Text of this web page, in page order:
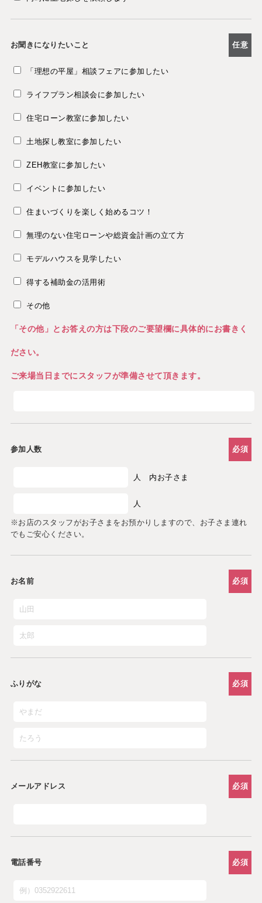
お聞きになりたいこと 任意
「理想の平屋」相談フェアに参加したい
ライフプラン相談会に参加したい
住宅ローン教室に参加したい
土地探し教室に参加したい
ZEH教室に参加したい
イベントに参加したい
住まいづくりを楽しく始めるコツ！
無理のない住宅ローンや総資金計画の立て方
モデルハウスを見学したい
得する補助金の活用術
その他
「その他」とお答えの方は下段のご要望欄に具体的にお書きく
ださい。
ご来場当日までにスタッフが準備させて頂きます。
参加人数 必須
人 内お子さま
人
※お店のスタッフがお子さまをお預かりしますので、お子さま連れ
でもご安心ください。
お名前 必須
ふりがな 必須
メールアドレス 必須
電話番号 必須